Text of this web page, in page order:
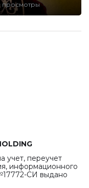
просмотры
учет, переучет
информационного
СИ выдано